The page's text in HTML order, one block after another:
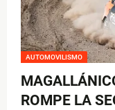
AUTOMOVILISMO
ROMPE LA